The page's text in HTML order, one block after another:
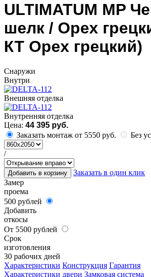
ULTIMATUM MP
шелк / Орех
КТ Орех грецкий)
Cнаружи
Внутри
Внешняя отделка
Внутренняя отделка
Цена: 44 395 руб.
Заказать монтаж от 5550 руб.
Без
/
Добавить в корзину
Заказать в один клик
Замер
проема
500 рублей
Добавить
откосы
От 5500 рублей
Срок
изготовления
30 рабочих дней
Характеристики Конструкция Гарантия
Характеристики двери Замковая система